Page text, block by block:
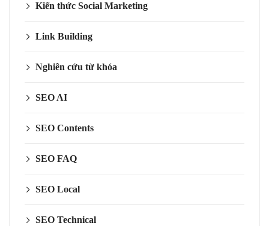
Kiến thức Social Marketing
Link Building
Nghiên cứu từ khóa
SEO AI
SEO Contents
SEO FAQ
SEO Local
SEO Technical